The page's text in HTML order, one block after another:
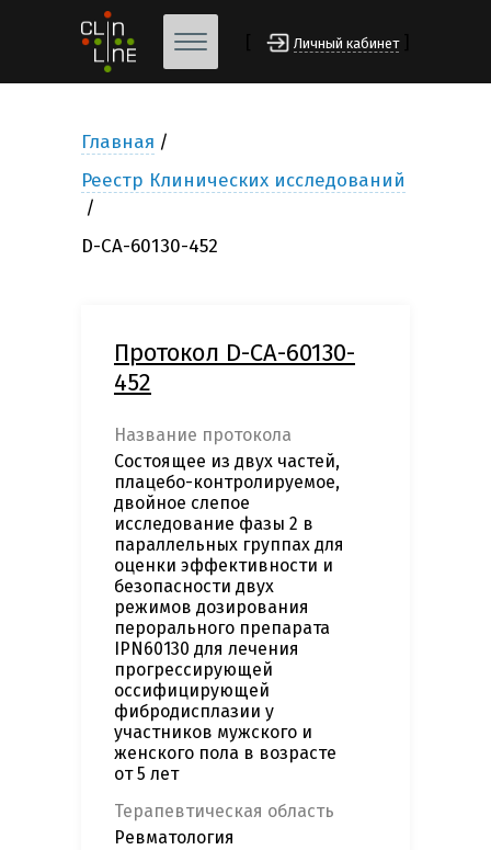
Личный кабинет
Главная
Реестр Клинических исследований
D-CA-60130-452
Протокол D-CA-60130-
452
Название протокола
Состоящее из двух частей,
плацебо-контролируемое,
двойное слепое
исследование фазы 2 в
параллельных группах для
оценки эффективности и
безопасности двух
режимов дозирования
перорального препарата
IPN60130 для лечения
прогрессирующей
оссифицирующей
фибродисплазии у
участников мужского и
женского пола в возрасте
от 5 лет
Терапевтическая область
Ревматология